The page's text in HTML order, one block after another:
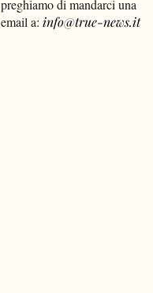
preghiamo di mandarci una
email a: info@true-news.it